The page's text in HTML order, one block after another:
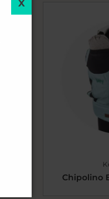
Chipolino